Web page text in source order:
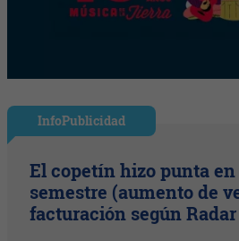
InfoPublicidad
El copetín hizo punta
semestre (aumento de
facturación según